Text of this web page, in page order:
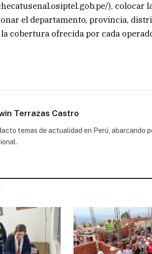
), colocar
el departamento, provincia,
cobertura ofrecida por cada
Terrazas Castro
temas de actualidad en Perú, abarcando